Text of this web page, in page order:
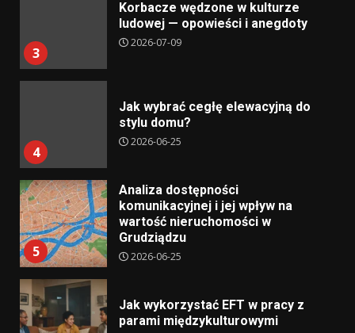
3
Korbacze wędzone w kulturze
ludowej — opowieści i anegdoty
2026-07-09
4
Jak wybrać cegłę elewacyjną do
stylu domu?
2026-06-25
5
Analiza dostępności
komunikacyjnej i jej wpływ na
wartość nieruchomości w
Grudziądzu
2026-06-25
Jak wykorzystać EFT w pracy z
parami międzykulturowymi